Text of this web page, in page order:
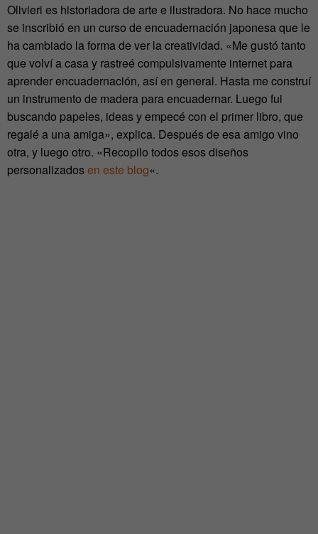
Olivieri es historiadora de arte e ilustradora. No hace mucho
se inscribió en un curso de encuadernación japonesa que le
ha cambiado la forma de ver la creatividad. «Me gustó tanto
que volví a casa y rastreé compulsivamente internet para
aprender encuadernación, así en general. Hasta me construí
un instrumento de madera para encuadernar. Luego fui
buscando papeles, ideas y empecé con el primer libro, que
regalé a una amiga», explica. Después de esa amigo vino
otra, y luego otro. «Recopilo todos esos diseños
personalizadosen este blog«.